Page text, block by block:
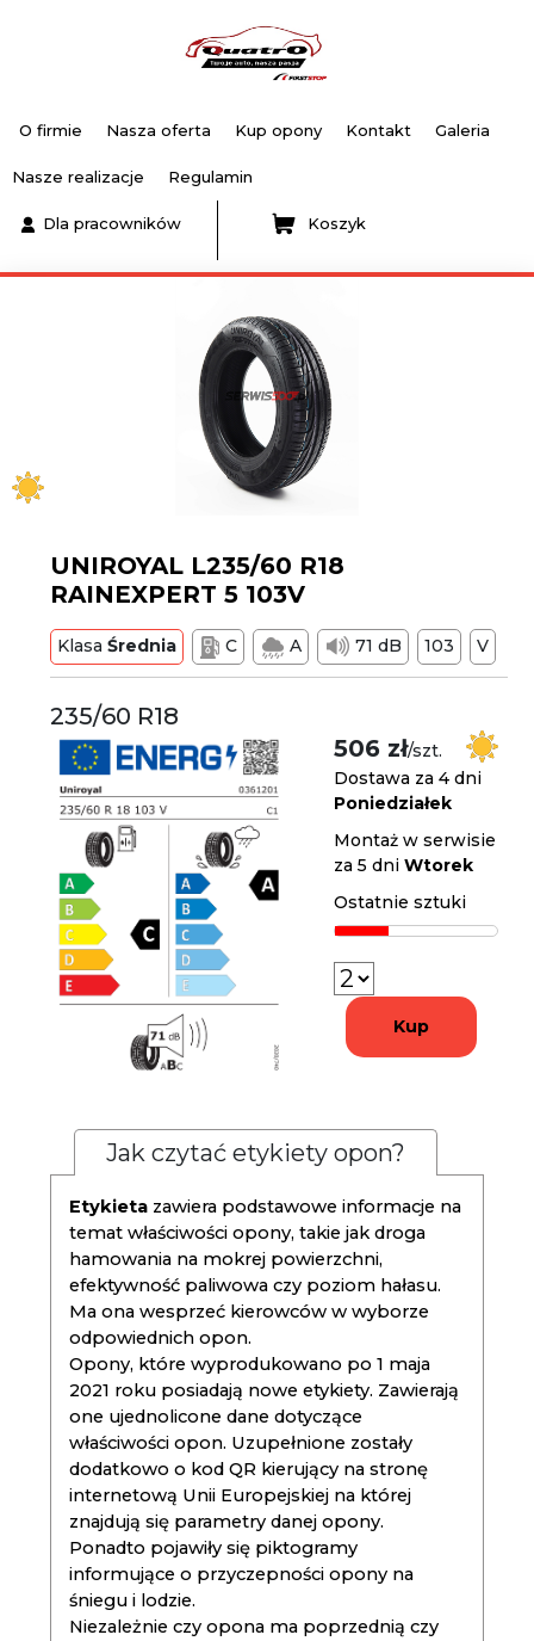
O firmie Nasza oferta Kup opony Kontakt Galeria
Nasze realizacje Regulamin
Dla pracowników Koszyk
UNIROYAL L235/60 R18
RAINEXPERT 5 103V
KlasaŚrednia C A 71 dB 103 V
235/60 R18
506 zł/szt.
Dostawa za 4 dni
Poniedziałek
Montaż w serwisie
za 5 dniWtorek
Ostatnie sztuki
Kup
Jak czytać etykiety opon?
Etykieta zawiera podstawowe informacje na
temat właściwości opony, takie jak droga
hamowania na mokrej powierzchni,
efektywność paliwowa czy poziom hałasu.
Ma ona wesprzeć kierowców w wyborze
odpowiednich opon.
Opony, które wyprodukowano po 1 maja
2021 roku posiadają nowe etykiety. Zawierają
one ujednolicone dane dotyczące
właściwości opon. Uzupełnione zostały
dodatkowo o kod QR kierujący na stronę
internetową Unii Europejskiej na której
znajdują się parametry danej opony.
Ponadto pojawiły się piktogramy
informujące o przyczepności opony na
śniegu i lodzie.
Niezależnie czy opona ma poprzednią czy